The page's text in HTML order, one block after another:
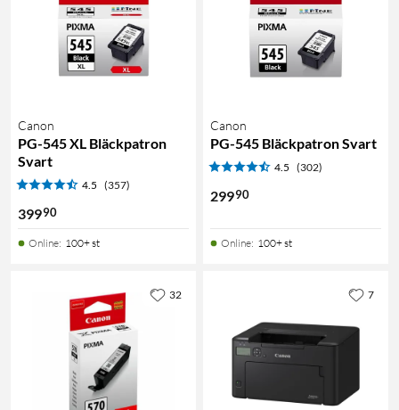
Canon
PG-545 XL Bläckpatron
Svart
4.5 (357)
39990
Online: 100+ st
Canon
PG-545 Bläckpatron Svart
4.5 (302)
29990
Online: 100+ st
32 7